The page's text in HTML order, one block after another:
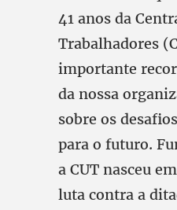
41 anos da
Trabalhadores
importante
da nossa
sobre os
para o futuro.
a CUT nasceu
luta contra a